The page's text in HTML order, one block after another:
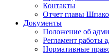
Контакты
Отчет главы
Документы
Положение об
Регламент работы
Нормативные